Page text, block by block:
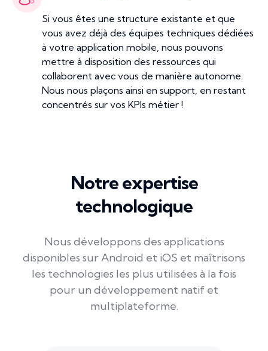
Si vous êtes une structure existante et que
vous avez déjà des équipes techniques dédiées
à votre application mobile, nous pouvons
mettre à disposition des ressources qui
collaborent avec vous de manière autonome.
Nous nous plaçons ainsi en support, en restant
concentrés sur vos KPIs métier !
Notre expertise
technologique
Nous développons des applications
disponibles sur Android et iOS et maîtrisons
les technologies les plus utilisées à la fois
pour un développement natif et
multiplateforme.